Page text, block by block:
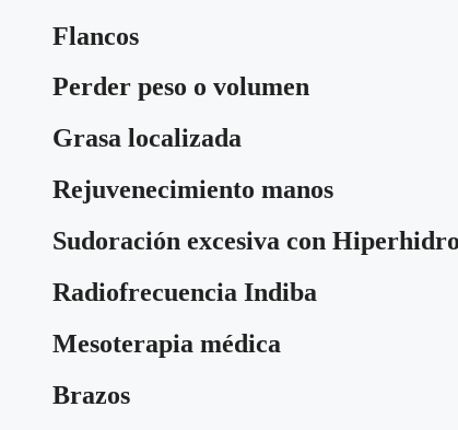
Flancos
Perder peso o volumen
Grasa localizada
Rejuvenecimiento manos
Sudoración excesiva con
Radiofrecuencia Indiba
Mesoterapia médica
Brazos